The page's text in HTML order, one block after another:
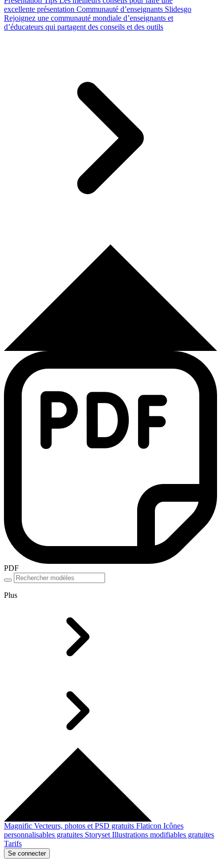
excellente présentation Communauté d’enseignants Slidesgo
Rejoignez une communauté mondiale d’enseignants et
d’éducateurs qui partagent des conseils et des outils
PDF
Plus
Magnific Vecteurs, photos et PSD gratuits Flaticon Icônes
personnalisables gratuites Storyset Illustrations modifiables gratuites
Tarifs
Se connecter